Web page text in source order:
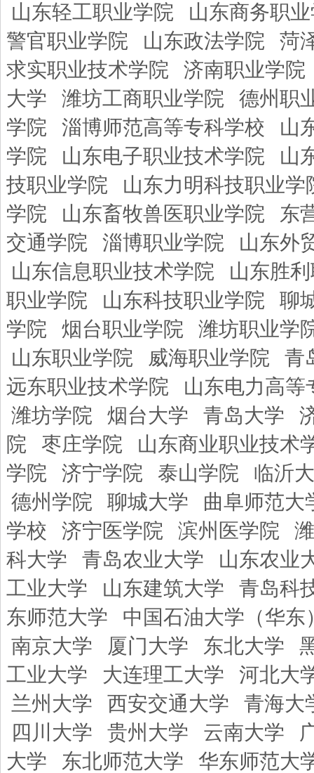
山东轻工职业学院
山东商务职
警官职业学院
山东政法学院
菏
求实职业技术学院
济南职业学院
大学
潍坊工商职业学院
德州职
学院
淄博师范高等专科学校
山
学院
山东电子职业技术学院
山
技职业学院
山东力明科技职业学
学院
山东畜牧兽医职业学院
东
交通学院
淄博职业学院
山东外
山东信息职业技术学院
山东胜
职业学院
山东科技职业学院
聊
学院
烟台职业学院
潍坊职业学
山东职业学院
威海职业学院
青
远东职业技术学院
山东电力高等
潍坊学院
烟台大学 青岛大学
院
枣庄学院
山东商业职业技术
学院
济宁学院 泰山学院
临沂
德州学院
聊城大学
曲阜师范大
学校
济宁医学院 滨州医学院
科大学
青岛农业大学
山东农业
工业大学
山东建筑大学
青岛科
东师范大学
中国石油大学（华东
南京大学
厦门大学 东北大学
工业大学
大连理工大学
河北大
兰州大学
西安交通大学
青海大
四川大学
贵州大学 云南大学
大学
东北师范大学
华东师范大